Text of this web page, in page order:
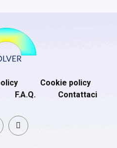
Cookie policy
F.A.Q. Contattaci